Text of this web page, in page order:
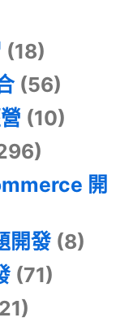
(18)
(56)
(10)
開
開發(8)
(71)